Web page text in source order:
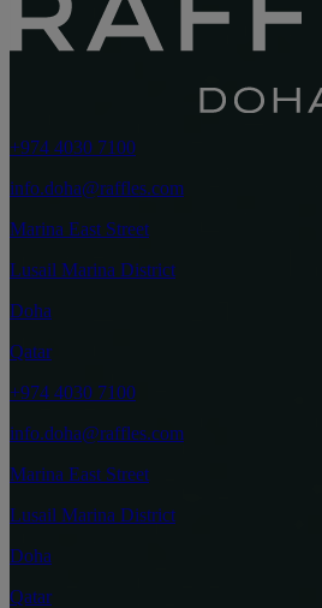
+974 4030 7100
info.doha@raffles.com
Marina East Street
Lusail Marina District
Doha
Qatar
+974 4030 7100
info.doha@raffles.com
Marina East Street
Lusail Marina District
Doha
Qatar